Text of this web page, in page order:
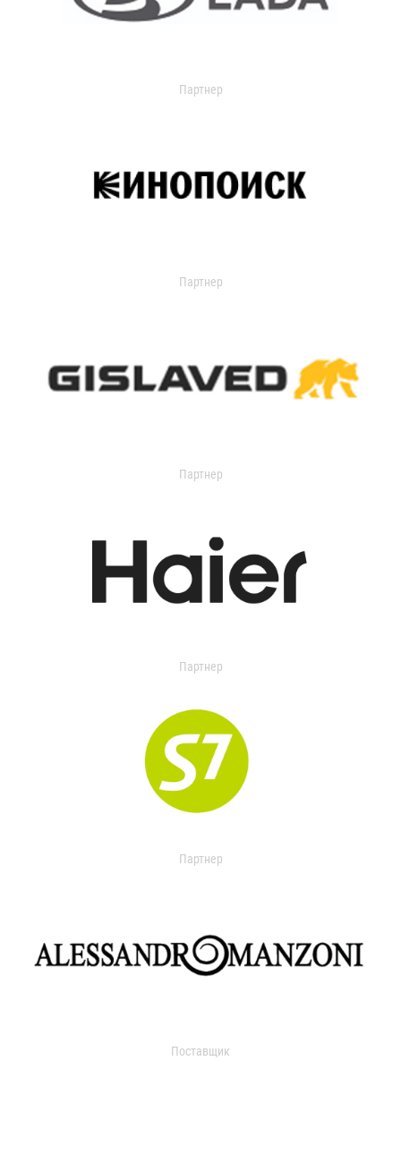
Партнер
Партнер
Партнер
Партнер
Партнер
Поставщик